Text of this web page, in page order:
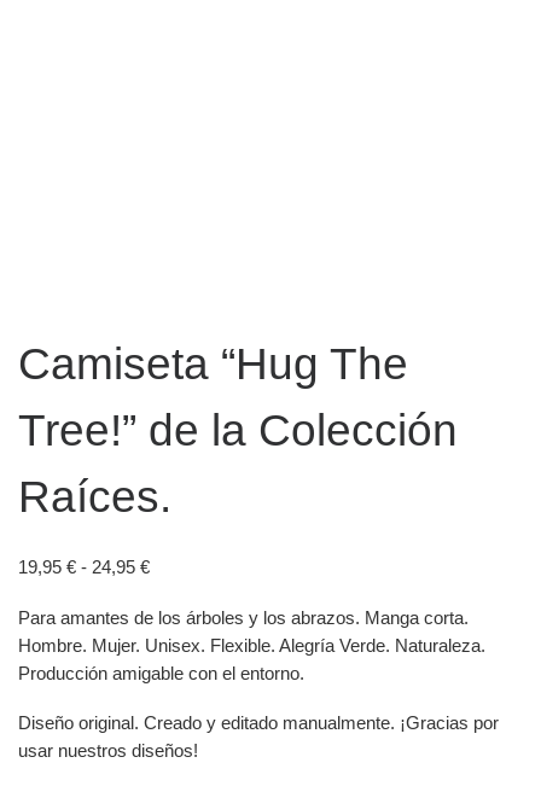
Camiseta “Hug The
Tree!” de la Colección
Raíces.
19,95 € - 24,95 €Rango de precios: desde 19,95 € hasta 24,95 €
Para amantes de los árboles y los abrazos. Manga corta.
Hombre. Mujer. Unisex. Flexible. Alegría Verde. Naturaleza.
Producción amigable con el entorno.
Diseño original. Creado y editado manualmente. ¡Gracias por
usar nuestros diseños!